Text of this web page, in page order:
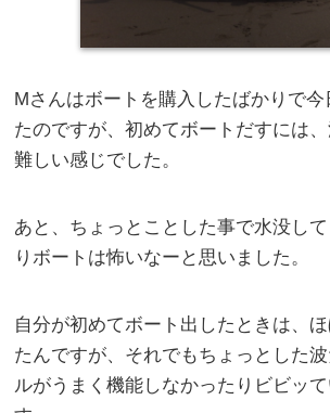
Mさんはボートを購入したばかりで今
たのですが、初めてボートだすには
難しい感じでした。
あと、ちょっとことした事で水没し
りボートは怖いなーと思いました。
自分が初めてボート出したときは、
たんですが、それでもちょっとした
ルがうまく機能しなかったりビビッ